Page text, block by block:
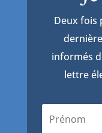
Deux fois
informés
lettre